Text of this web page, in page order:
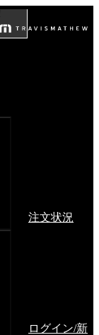
注文状況
ログイン/新